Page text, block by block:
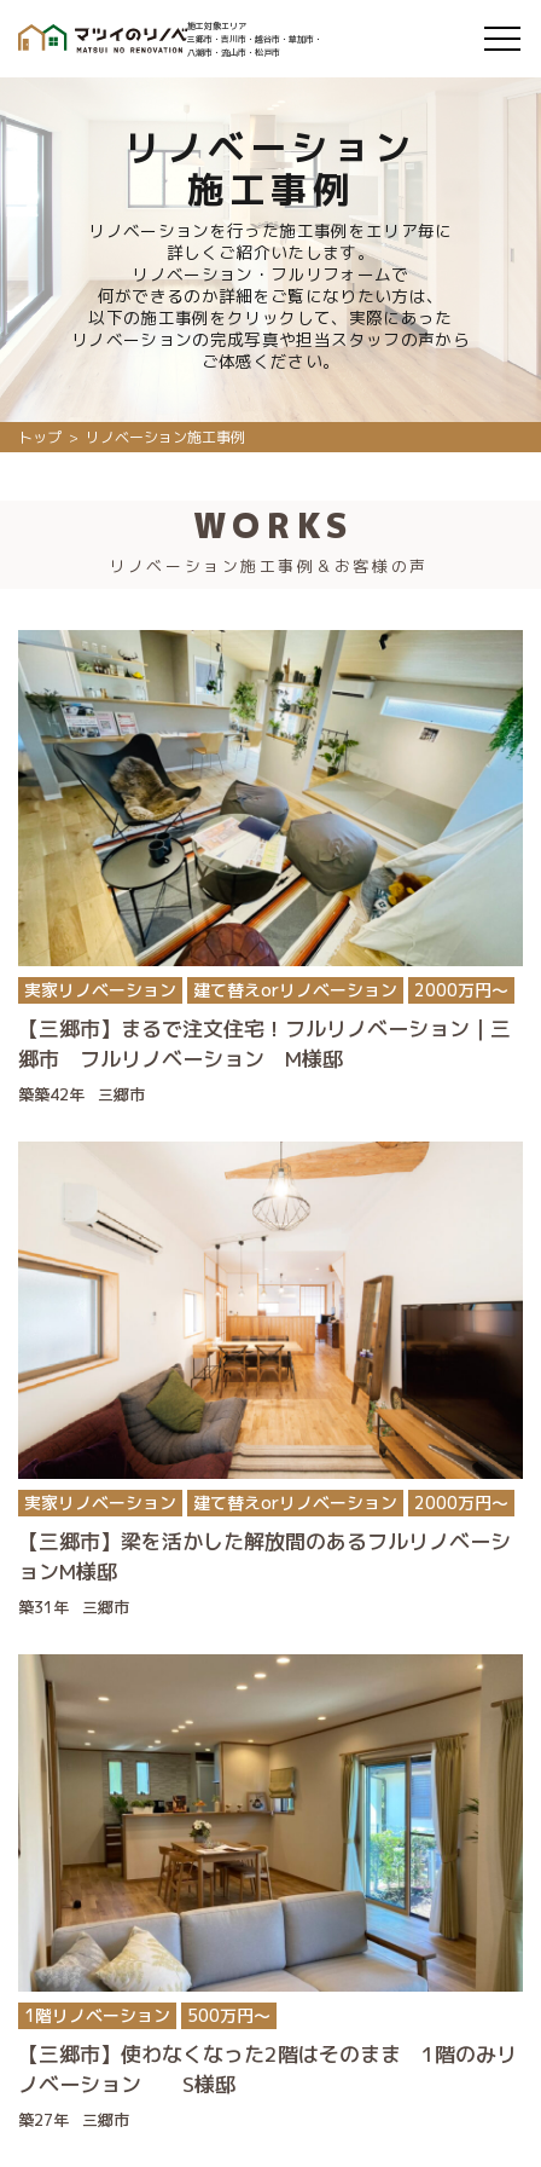
施工対象エリア
三郷市・吉川市・越谷市・草加市・
八潮市・流山市・松戸市
リノベーション
施工事例
リノベーションを行った施工事例をエリア毎に
詳しくご紹介いたします。
リノベーション・フルリフォームで
何ができるのか詳細をご覧になりたい方は、
以下の施工事例をクリックして、実際にあった
リノベーションの完成写真や担当スタッフの声から
ご体感ください。
トップ リノベーション施工事例
WORKS
リノベーション施工事例＆お客様の声
実家リノベーション 建て替えorリノベーション 2000万円〜
【三郷市】まるで注文住宅！フルリノベーション｜三
郷市 フルリノベーション M様邸
築築42年 三郷市
実家リノベーション 建て替えorリノベーション 2000万円〜
【三郷市】梁を活かした解放間のあるフルリノベーシ
ョンM様邸
築31年 三郷市
1階リノベーション 500万円〜
【三郷市】使わなくなった2階はそのまま 1階のみリ
ノベーション S様邸
築27年 三郷市